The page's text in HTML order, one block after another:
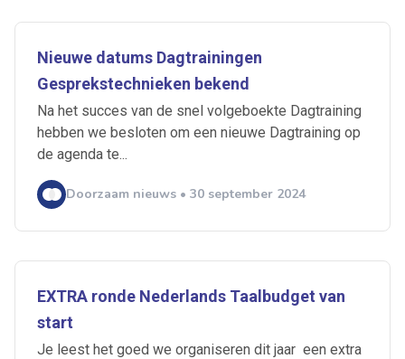
Nieuwe datums Dagtrainingen
Gesprekstechnieken bekend
Na het succes van de snel volgeboekte Dagtraining
hebben we besloten om een nieuwe Dagtraining op
de agenda te...
Doorzaam nieuws • 30 september 2024
EXTRA ronde Nederlands Taalbudget van
start
Je leest het goed we organiseren dit jaar een extra